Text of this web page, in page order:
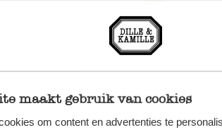
maakt gebruik van cookies
om content en advertenties te